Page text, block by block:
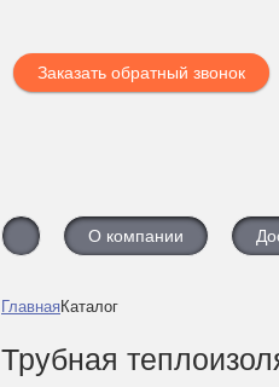
Заказать обратный звонок
О компании
Главная Каталог
Трубная